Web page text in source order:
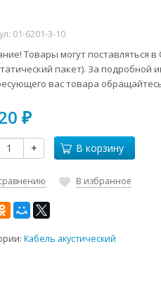
01-6201-3-10
Товары могут поставляться
пакет). За подробной
вас товара
₽
+ В корзину
В избранное
Кабель акустический